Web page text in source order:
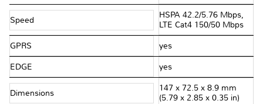
Speed
HSPA 42.2/5.76 Mbps,
LTE Cat4 150/50 Mbps
GPRS yes
EDGE yes
Dimensions
147 x 72.5 x 8.9 mm
(5.79 x 2.85 x 0.35 in)